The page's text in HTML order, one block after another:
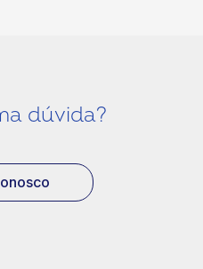
dúvida?